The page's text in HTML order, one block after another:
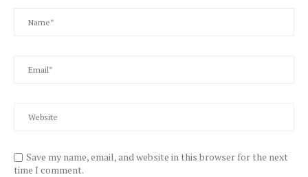
Save my name, email, and website in this browser for the next
time I comment.